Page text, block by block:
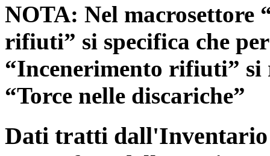
NOTA: Nel macrosettore
rifiuti” si specifica che
“Incenerimento rifiuti”
“Torce nelle discariche”
Dati tratti dall'Inventario